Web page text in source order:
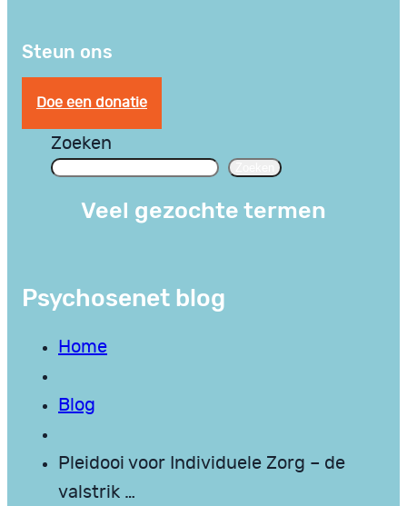
Steun ons
Doe een donatie
Zoeken
Veel gezochte termen
Psychosenet blog
Home
Blog
Pleidooi voor Individuele Zorg – de
valstrik …